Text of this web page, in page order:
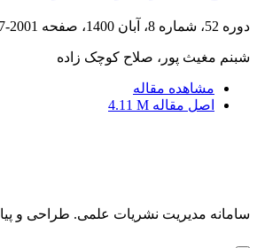
دوره 52، شماره 8، آبان 1400، صفحه 2001-2017
شبنم مغیث پور، صلاح کوچک زاده
مشاهده مقاله
اصل مقاله 4.11 M
سامانه مدیریت نشریات علمی. طراحی و